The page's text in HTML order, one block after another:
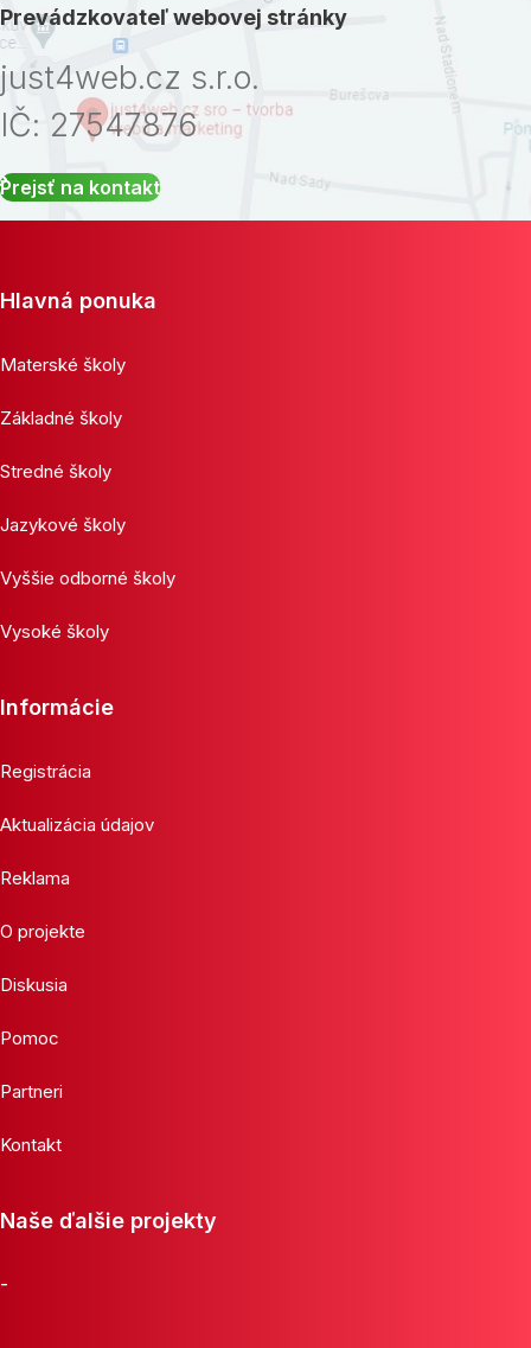
Prevádzkovateľ webovej stránky
just4web.cz s.r.o.
IČ: 27547876
Prejsť na kontakt
Hlavná ponuka
Materské školy
Základné školy
Stredné školy
Jazykové školy
Vyššie odborné školy
Vysoké školy
Informácie
Registrácia
Aktualizácia údajov
Reklama
O projekte
Diskusia
Pomoc
Partneri
Kontakt
Naše ďalšie projekty
-